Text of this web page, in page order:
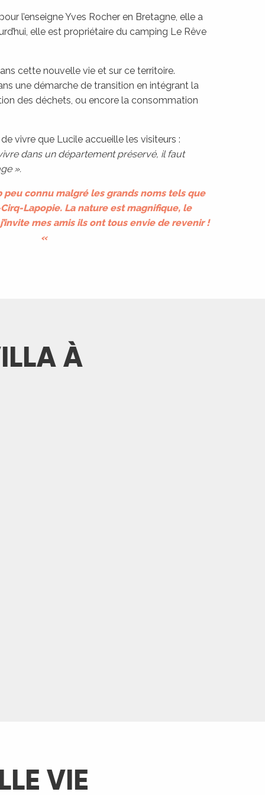
l’enseigne Yves Rocher en Bretagne, elle a
elle est propriétaire du camping Le Rêve
cette nouvelle vie et sur ce territoire.
une démarche de transition en intégrant la
des déchets, ou encore la consommation
vivre que Lucile accueille les visiteurs :
dans un département préservé, il faut
».
connu malgré les grands noms tels que
Lapopie. La nature est magnifique, le
mes amis ils ont tous envie de revenir !
«
À
VIE